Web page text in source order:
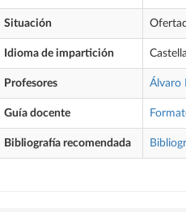
Situación
Idioma de impartición
Profesores Álvaro
Guía docente
Bibliografía recomendada